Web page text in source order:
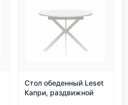
Стол обеденный Leset
Капри, раздвижной